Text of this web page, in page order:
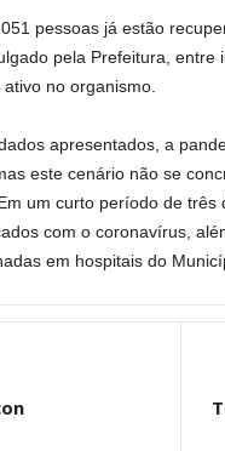
pessoas já estão
pela Prefeitura,
no organismo.
apresentados, a
este cenário não se
um curto período de
com o coronavírus,
em hospitais do